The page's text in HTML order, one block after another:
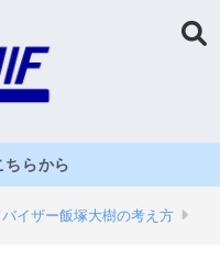
ちらから
イザー飯塚大樹の考え方